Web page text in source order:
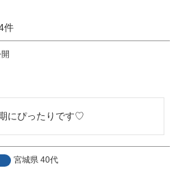
にぴったりです♡
宮城県 40代